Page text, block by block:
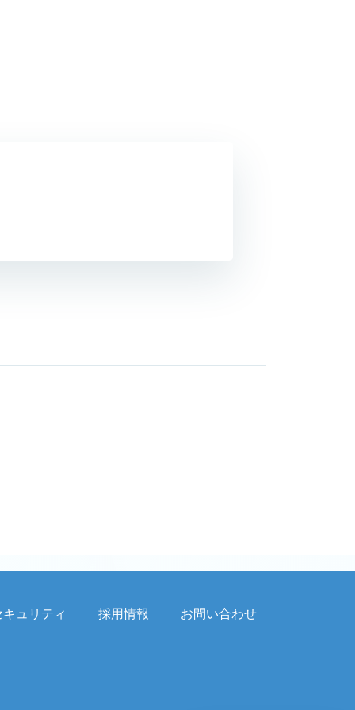
ュリティ 採用情報 お問い合わせ